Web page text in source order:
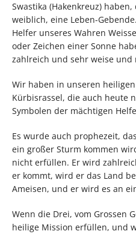
Swastika (Hakenkreuz)
weiblich, eine Leben-
Helfer unseres Wahren
oder Zeichen einer Sonne
zahlreich und sehr weise und
Wir haben in unseren
Kürbisrassel, die auch heute
Symbolen der mächtigen
Es wurde auch prophezeit,
ein großer Sturm kommen
nicht erfüllen. Er wird
er kommt, wird er das Land
Ameisen, und er wird es an
Wenn die Drei, vom Grossen
heilige Mission erfüllen, und